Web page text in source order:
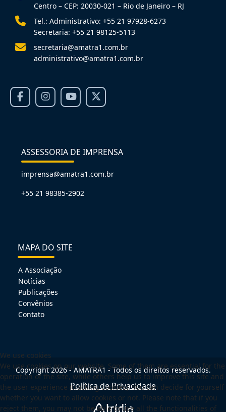
Centro – CEP: 20030-021 – Rio de Janeiro – RJ
Tel.: Administrativo: +55 21 97928-6273
Secretaria: +55 21 98125-5113
secretaria@amatra1.com.br
administrativo@amatra1.com.br
ASSESSORIA DE IMPRENSA
imprensa@amatra1.com.br
+55 21 98385-2902
MAPA DO SITE
A Associação
Notícias
Publicações
Convênios
Contato
Copyright 2026 - AMATRA1 - Todos os direitos reservados.
Política de Privacidade
We use cookies
We use cookies on our website. Some of them are essential for the
operation of the site, while others help us to improve this site and
the user experience (tracking cookies). You can decide for yourself
whether you want to allow cookies or not. Please note that if you
reject them, you may not be able to use all the functionalities of